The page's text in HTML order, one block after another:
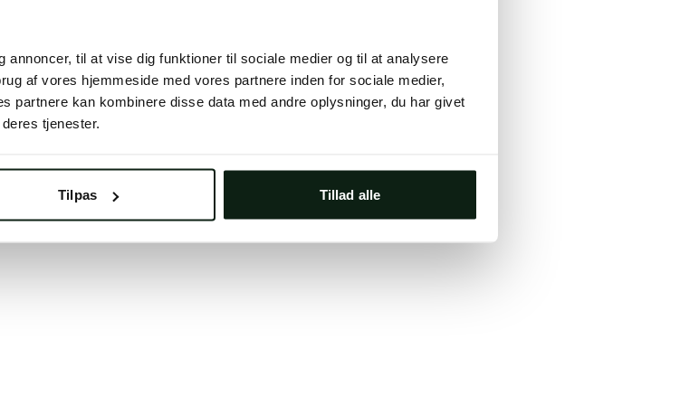
til at vise dig funktioner til sociale medier og til at analysere
af vores hjemmeside med vores partnere inden for sociale medier,
partnere kan kombinere disse data med andre oplysninger, du har givet
tjenester.
Tilpas Tillad alle
cache may also help in some cases.
for the inconvenience.